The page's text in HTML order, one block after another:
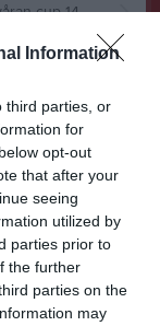
Information
third parties, or
for
opt-out
that after your
seeing
utilized by
parties prior to
the further
parties on the
may
Hej Föräldrar! Vi tänkte anordna ett lotteri på våran cup 14-15 Mars. För att dra in pengar till lagkassan.Vi vill gärna få hjälp med priser. Kolla runt blan känningar och jaga gärna lite priser ni som kan och vill. Ni kan lämna de till mig ( Erik 0735110396)innan eller ta med på Lör morgon
För info så har vi ansvaret att bemanna cafeterian V40 inkl. insläppet på A-lagsmatchen på söndagseftermiddagen. Kallelser skickas under morgondagen.